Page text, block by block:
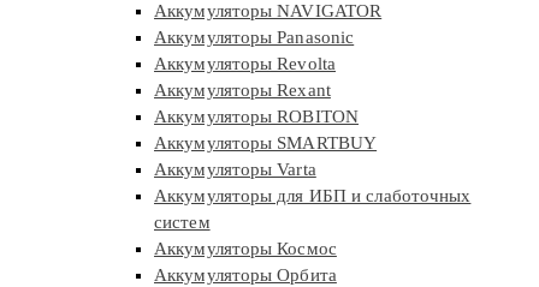
Аккумуляторы NAVIGATOR
Аккумуляторы Panasonic
Аккумуляторы Revolta
Аккумуляторы Rexant
Аккумуляторы ROBITON
Аккумуляторы SMARTBUY
Аккумуляторы Varta
Аккумуляторы для ИБП и слаботочных
систем
Аккумуляторы Космос
Аккумуляторы Орбита